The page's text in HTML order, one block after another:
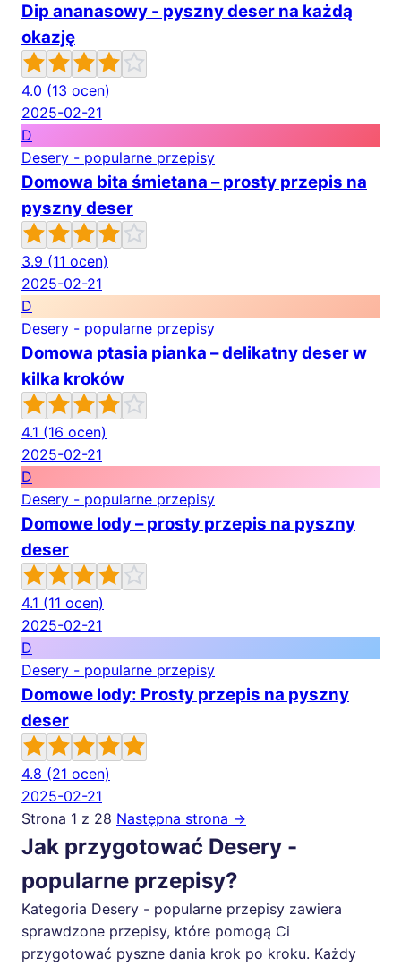
Dip ananasowy - pyszny deser na każdą
okazję
4.0 (13 ocen)
2025-02-21
D
Desery - popularne przepisy
Domowa bita śmietana – prosty przepis na
pyszny deser
3.9 (11 ocen)
2025-02-21
D
Desery - popularne przepisy
Domowa ptasia pianka – delikatny deser w
kilka kroków
4.1 (16 ocen)
2025-02-21
D
Desery - popularne przepisy
Domowe lody – prosty przepis na pyszny
deser
4.1 (11 ocen)
2025-02-21
D
Desery - popularne przepisy
Domowe lody: Prosty przepis na pyszny
deser
4.8 (21 ocen)
2025-02-21
Strona 1 z 28 Następna strona →
Jak przygotować Desery -
popularne przepisy?
Kategoria Desery - popularne przepisy zawiera
sprawdzone przepisy, które pomogą Ci
przygotować pyszne dania krok po kroku. Każdy